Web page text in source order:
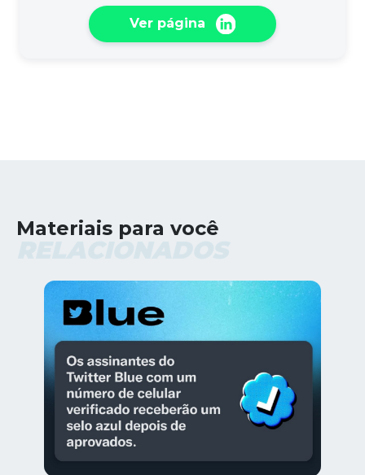
Ver página
Materiais para você